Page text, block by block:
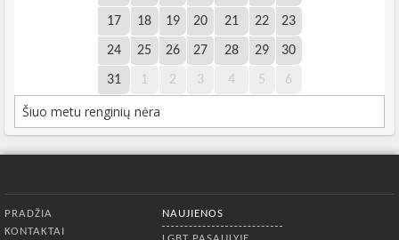
17 18 19 20 21 22 23
24 25 26 27 28 29 30
31 1 2 3 4 5 6
Šiuo metu renginių nėra
PRADŽIA
KONTAKTAI
NAUJIENOS